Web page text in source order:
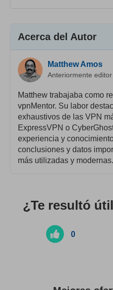
Acerca del Autor
Matthew Amos
Anteriormente
Matthew trabajaba como
vpnMentor. Su labor
exhaustivos de las VPN
ExpressVPN o
experiencia y
conclusiones y datos
más utilizadas y modernas.
¿Te resultó
0